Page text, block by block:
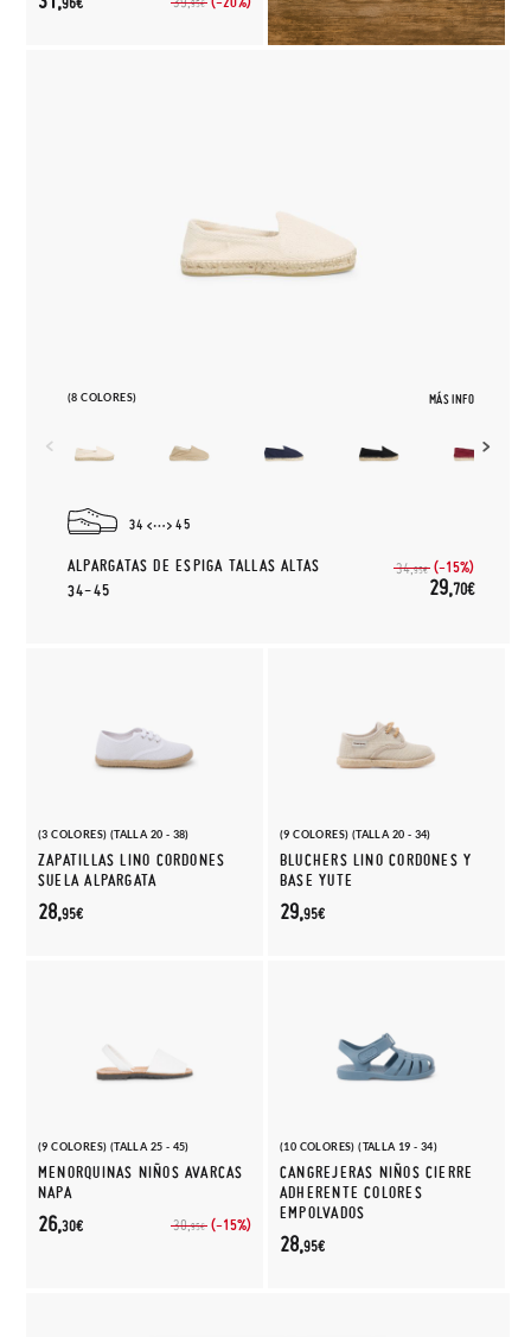
95€
(8 COLORES) MÁS INFO
34 45
ALPARGATAS DE ESPIGA TALLAS ALTAS
34-45
34,95€ (-15%)
29,70€
(3 COLORES) (TALLA 20 - 38)
ZAPATILLAS LINO CORDONES
SUELA ALPARGATA
28,95€
(9 COLORES) (TALLA 20 - 34)
BLUCHERS LINO CORDONES Y
BASE YUTE
29,95€
(9 COLORES) (TALLA 25 - 45)
MENORQUINAS NIÑOS AVARCAS
NAPA
30,95€ (-15%)
26,30€
(10 COLORES) (TALLA 19 - 34)
CANGREJERAS NIÑOS CIERRE
ADHERENTE COLORES
EMPOLVADOS
28,95€